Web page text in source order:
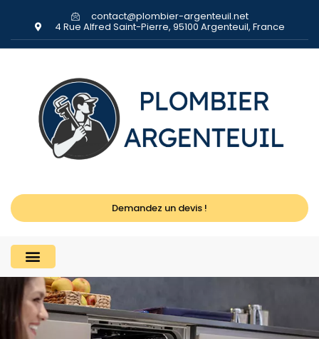
contact@plombier-argenteuil.net
4 Rue Alfred Saint-Pierre, 95100 Argenteuil, France
Demandez un devis !